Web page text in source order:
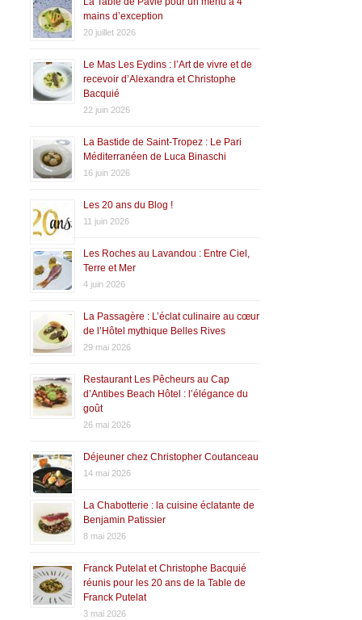
mains d’exception
20 juillet 2026
Le Mas Les Eydins : l’Art de vivre et de
recevoir d’Alexandra et Christophe
Bacquié
22 juin 2026
La Bastide de Saint-Tropez : Le Pari
Méditerranéen de Luca Binaschi
16 juin 2026
Les 20 ans du Blog !
11 juin 2026
Les Roches au Lavandou : Entre Ciel,
Terre et Mer
4 juin 2026
La Passagère : L’éclat culinaire au cœur
de l’Hôtel mythique Belles Rives
29 mai 2026
Restaurant Les Pêcheurs au Cap
d’Antibes Beach Hôtel : l’élégance du
goût
26 mai 2026
Déjeuner chez Christopher Coutanceau
14 mai 2026
La Chabotterie : la cuisine éclatante de
Benjamin Patissier
8 mai 2026
Franck Putelat et Christophe Bacquié
réunis pour les 20 ans de la Table de
Franck Putelat
3 mai 2026